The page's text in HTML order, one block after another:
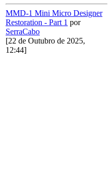
MMD-1 Mini Micro Designer
Restoration - Part 1 por
SerraCabo
[22 de Outubro de 2025,
12:44]